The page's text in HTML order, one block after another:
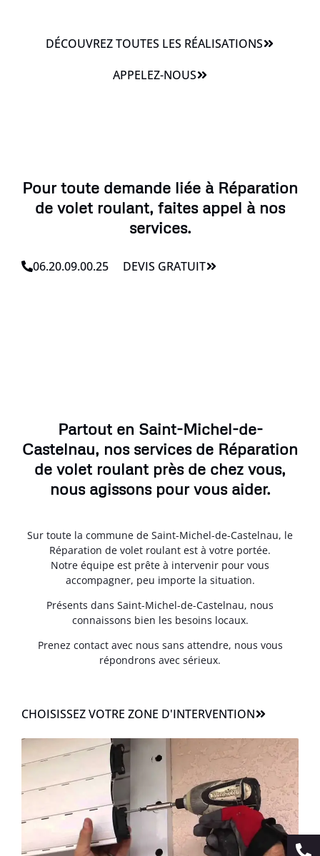
DÉCOUVREZ TOUTES LES RÉALISATIONS
APPELEZ-NOUS
Pour toute demande liée à Réparation
de volet roulant, faites appel à nos
services.
06.20.09.00.25 DEVIS GRATUIT
Partout en Saint-Michel-de-
Castelnau, nos services de Réparation
de volet roulant près de chez vous,
nous agissons pour vous aider.
Sur toute la commune de Saint-Michel-de-Castelnau, le
Réparation de volet roulant est à votre portée.
Notre équipe est prête à intervenir pour vous
accompagner, peu importe la situation.
Présents dans Saint-Michel-de-Castelnau, nous
connaissons bien les besoins locaux.
Prenez contact avec nous sans attendre, nous vous
répondrons avec sérieux.
CHOISISSEZ VOTRE ZONE D'INTERVENTION